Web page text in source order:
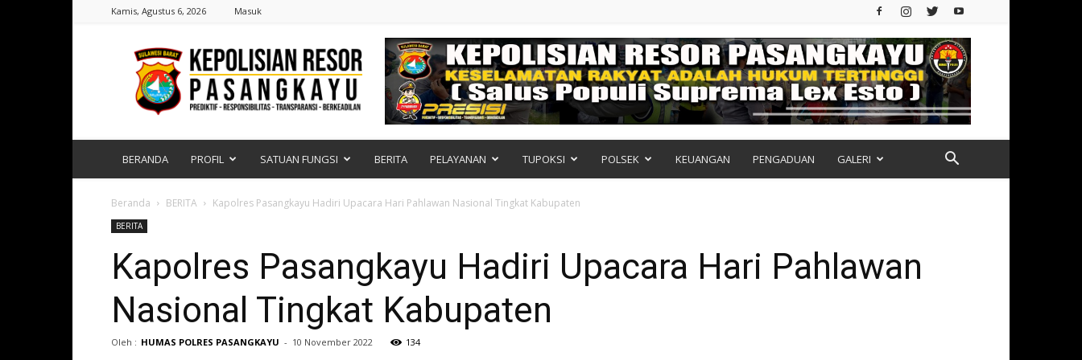
Kamis, Agustus 6, 2026 Masuk
Polres
Pasangkayu
|
Sulawesi
Barat
BERANDA PROFIL SATUAN FUNGSI BERITA PELAYANAN TUPOKSI POLSEK KEUANGAN PENGADUAN GALERI
Beranda BERITA Kapolres Pasangkayu Hadiri Upacara Hari Pahlawan Nasional Tingkat Kabupaten
BERITA
Kapolres Pasangkayu Hadiri Upacara Hari Pahlawan
Nasional Tingkat Kabupaten
Oleh : HUMAS POLRES PASANGKAYU - 10 November 2022 134